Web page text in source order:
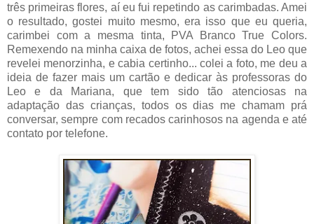
três primeiras flores, aí eu fui repetindo as carimbadas. Amei
o resultado, gostei muito mesmo, era isso que eu queria,
carimbei com a mesma tinta, PVA Branco True Colors.
Remexendo na minha caixa de fotos, achei essa do Leo que
revelei menorzinha, e cabia certinho... colei a foto, me deu a
ideia de fazer mais um cartão e dedicar às professoras do
Leo e da Mariana, que tem sido tão atenciosas na
adaptação das crianças, todos os dias me chamam prá
conversar, sempre com recados carinhosos na agenda e até
contato por telefone.